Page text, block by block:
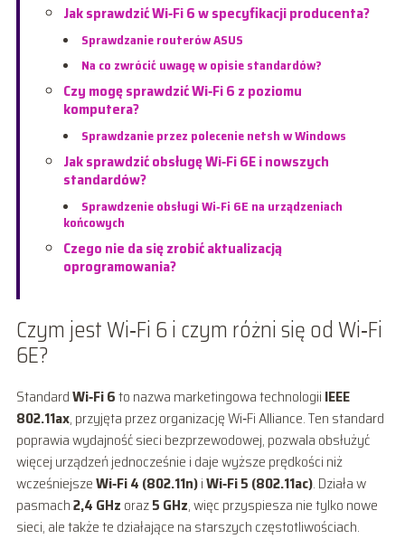
Jak sprawdzić Wi‑Fi 6 w specyfikacji producenta?
Sprawdzanie routerów ASUS
Na co zwrócić uwagę w opisie standardów?
Czy mogę sprawdzić Wi‑Fi 6 z poziomu
komputera?
Sprawdzanie przez polecenie netsh w Windows
Jak sprawdzić obsługę Wi‑Fi 6E i nowszych
standardów?
Sprawdzenie obsługi Wi‑Fi 6E na urządzeniach
końcowych
Czego nie da się zrobić aktualizacją
oprogramowania?
Czym jest Wi‑Fi 6 i czym różni się od Wi‑Fi
6E?
StandardWi‑Fi 6to nazwa marketingowa technologii IEEE
802.11ax, przyjęta przez organizację Wi‑Fi Alliance. Ten standard
poprawia wydajność sieci bezprzewodowej, pozwala obsłużyć
więcej urządzeń jednocześnie i daje wyższe prędkości niż
wcześniejszeWi‑Fi 4 (802.11n)iWi‑Fi 5 (802.11ac). Działa w
pasmach2,4 GHz oraz5 GHz, więc przyspiesza nie tylko nowe
sieci, ale także te działające na starszych częstotliwościach.